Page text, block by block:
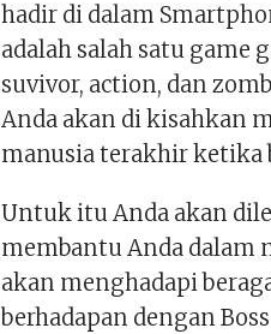
hadir di dalam
adalah salah satu game
suvivor, action, dan
Anda akan di kisahkan
manusia terakhir ketika
Untuk itu Anda akan
membantu Anda dalam
akan menghadapi
berhadapan dengan